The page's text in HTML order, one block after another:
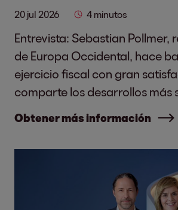
20 jul 2026 4 minutos
Entrevista: Sebastian Pollmer,
de Europa Occidental, hace
ejercicio fiscal con gran
comparte los desarrollos más
Obtener más información